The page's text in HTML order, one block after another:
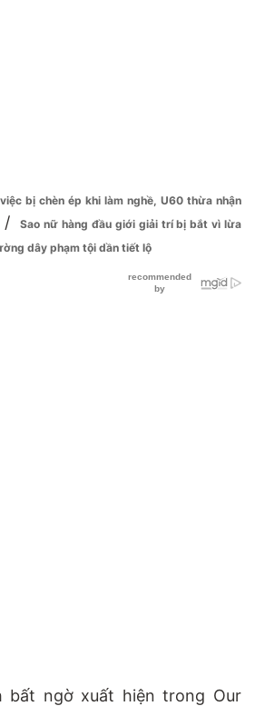
bị chèn ép khi làm nghề, U60 thừa nhận
/
Sao nữ hàng đầu giới giải trí bị bắt vì lừa
dây phạm tội dần tiết lộ
bất ngờ xuất hiện trong Our